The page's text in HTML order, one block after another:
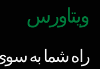
ویتاورس
راه شما به